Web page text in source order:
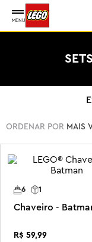
MENU
ORDENAR POR MAIS
6 1
Chaveiro -
R$ 59,99